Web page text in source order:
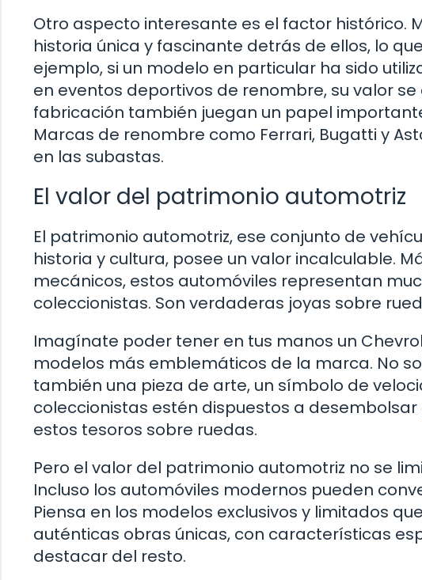
Otro aspecto interesante es el factor histórico.
historia única y fascinante detrás de ellos, lo
ejemplo, si un modelo en particular ha sido
en eventos deportivos de renombre, su valor
fabricación también juegan un papel
Marcas de renombre como Ferrari, Bugatti y
en las subastas.
El valor del patrimonio automotriz
El patrimonio automotriz, ese conjunto de
historia y cultura, posee un valor incalculable.
mecánicos, estos automóviles representan
coleccionistas. Son verdaderas joyas sobre
Imagínate poder tener en tus manos un
modelos más emblemáticos de la marca. No
también una pieza de arte, un símbolo de
coleccionistas estén dispuestos a
estos tesoros sobre ruedas.
Pero el valor del patrimonio automotriz no se
Incluso los automóviles modernos pueden
Piensa en los modelos exclusivos y limitados
auténticas obras únicas, con características
destacar del resto.